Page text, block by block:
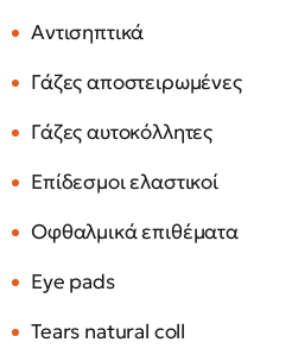
Αντισηπτικά
Γάζες αποστειρωμένες
Γάζες αυτοκόλλητες
Επίδεσμοι ελαστικοί
Οφθαλμικά επιθέματα
Eye pads
Tears natural coll